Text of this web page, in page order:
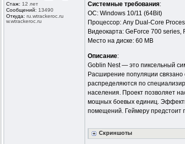
Стаж: 12 лет
Сообщений: 13490
Откуда: ru.wtrackeroc.ru
w.wtrackeroc .ru
Системные требования:
ОС: Windows 10/11 (64Bit)
Процессор: Any Dual-Core
Видеокарта: GeForce 700
Место на диске: 60 MB
Описание:
Goblin Nest — это пиксельный
Расширение популяции
распределяются по
населения. Проект позволяет
мощных боевых единиц.
помещений. Геймеру предстоит
Скриншоты